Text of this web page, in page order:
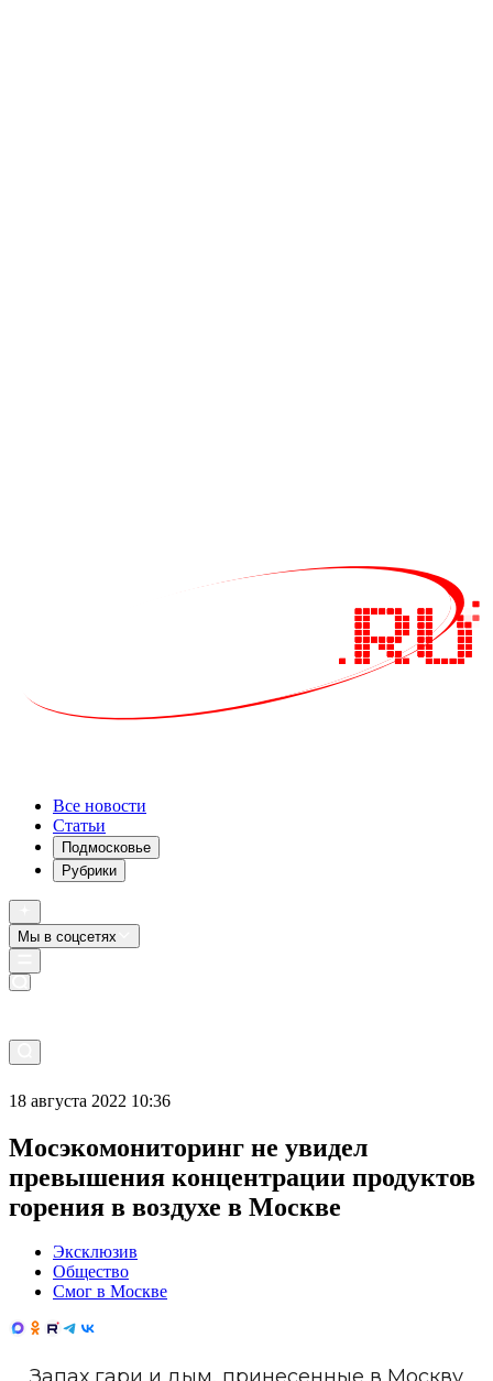
Все новости
Статьи
Подмосковье
Рубрики
Мы в соцсетях
18 августа 2022 10:36
Мосэкомониторинг не увидел
превышения концентрации продуктов
горения в воздухе в Москве
Эксклюзив
Общество
Смог в Москве